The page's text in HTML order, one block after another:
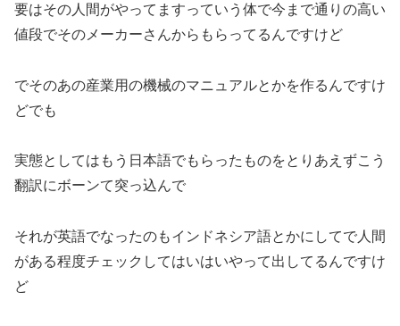
要はその人間がやってますっていう体で今まで通りの高い
値段でそのメーカーさんからもらってるんですけど
でそのあの産業用の機械のマニュアルとかを作るんですけ
どでも
実態としてはもう日本語でもらったものをとりあえずこう
翻訳にボーンて突っ込んで
それが英語でなったのもインドネシア語とかにしてで人間
がある程度チェックしてはいはいやって出してるんですけ
ど